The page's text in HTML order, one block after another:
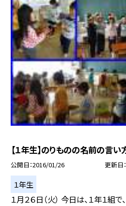
【１年生】のりものの名前の言い
公開日 2016/01/26 更新日
１年生
１月２６日（火） 今日は、１年１組